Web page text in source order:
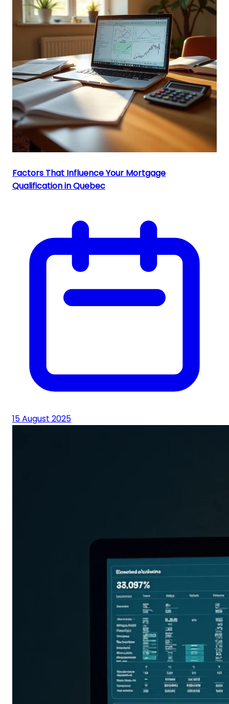
Factors That Influence Your Mortgage
Qualification in Quebec
15 August 2025